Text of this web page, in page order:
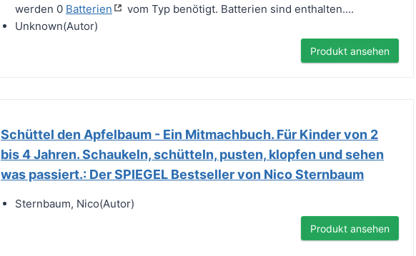
werden 0 Batterien
vom Typ benötigt. Batterien sind enthalten....
Unknown(Autor)
Produkt ansehen
Schüttel den Apfelbaum - Ein Mitmachbuch. Für Kinder von 2
bis 4 Jahren. Schaukeln, schütteln, pusten, klopfen und sehen
was passiert.: Der SPIEGEL Bestseller von Nico Sternbaum
Sternbaum, Nico(Autor)
Produkt ansehen